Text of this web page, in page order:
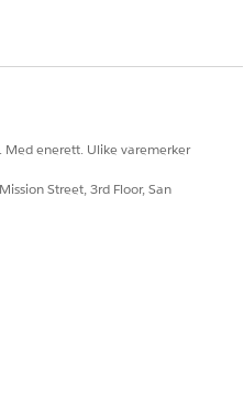
sammenføyninger og
Å LØSE PROBLEMET DITT?
vi kan forbedre!
enerett. Ulike varemerker
Street, 3rd Floor, San